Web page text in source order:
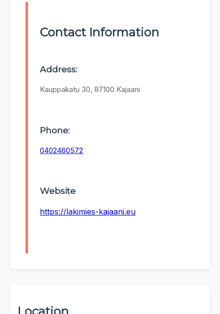
Contact Information
Address:
Kauppakatu 30, 87100 Kajaani
Phone:
0402460572
Website
https://lakimies-kajaani.eu